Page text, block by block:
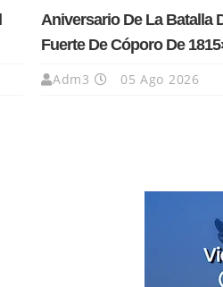
Aniversario De La Batalla
Fuerte De Cóporo De
Adm3 05 Ago 2026